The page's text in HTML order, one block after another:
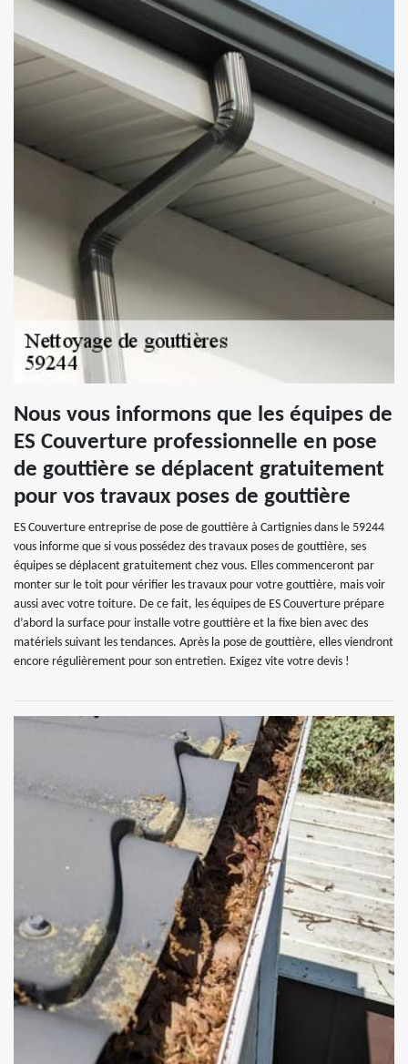
Nous vous informons que les équipes de
ES Couverture professionnelle en pose
de gouttière se déplacent gratuitement
pour vos travaux poses de gouttière
ES Couverture entreprise de pose de gouttière à Cartignies dans le 59244
vous informe que si vous possédez des travaux poses de gouttière, ses
équipes se déplacent gratuitement chez vous. Elles commenceront par
monter sur le toit pour vérifier les travaux pour votre gouttière, mais voir
aussi avec votre toiture. De ce fait, les équipes de ES Couverture prépare
d’abord la surface pour installe votre gouttière et la fixe bien avec des
matériels suivant les tendances. Après la pose de gouttière, elles viendront
encore régulièrement pour son entretien. Exigez vite votre devis !